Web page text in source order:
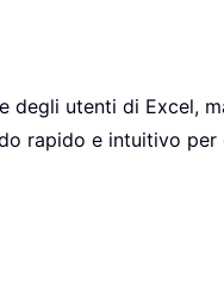
utenti di Excel,
rapido e intuitivo